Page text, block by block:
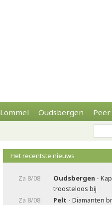
Lommel Oudsbergen Peer
Het recentste nieuws
Za 8/08 Oudsbergen -
troosteloos bij
Za 8/08
Pelt - Diamanten